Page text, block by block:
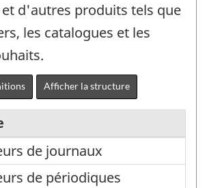
d'autres produits tels que
les catalogues et les
Afficher la structure
de journaux
de journaux
de périodiques
de périodiques